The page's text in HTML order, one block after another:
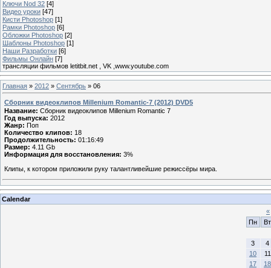
Ключи Nod 32 [4]
Видео уроки [47]
Кисти Photoshop [1]
Рамки Photoshop [6]
Обложки Photoshop [2]
Шаблоны Photoshop [1]
Наши Разработки [6]
Фильмы Онлайн [7]
трансляции фильмов letitbit.net , VK ,www.youtube.com
Главная » 2012 » Сентябрь » 06
Сборник видеоклипов Millenium Romantic-7 (2012) DVD5
Название: Сборник видеоклипов Millenium Romantic 7
Год выпуска: 2012
Жанр: Поп
Количество клипов: 18
Продолжительность: 01:16:49
Размер: 4.11 Gb
Информация для восстановления: 3%
Клипы, к котором приложили руку талантливейшие режиссёры мира.
Calendar
«
Пн
Вт
3
4
10
11
17
18